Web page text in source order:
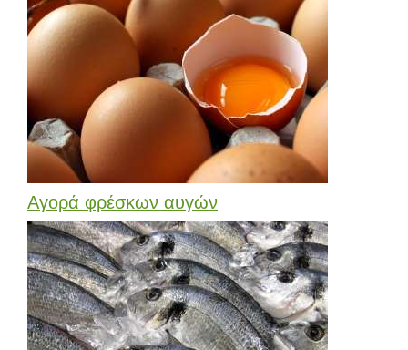
Αγορά φρέσκων αυγών